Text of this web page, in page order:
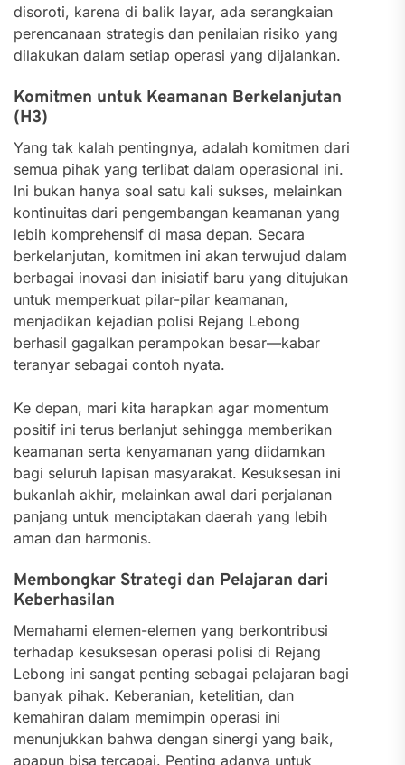
disoroti, karena di balik layar, ada serangkaian
perencanaan strategis dan penilaian risiko yang
dilakukan dalam setiap operasi yang dijalankan.
Komitmen untuk Keamanan Berkelanjutan
(H3)
Yang tak kalah pentingnya, adalah komitmen dari
semua pihak yang terlibat dalam operasional ini.
Ini bukan hanya soal satu kali sukses, melainkan
kontinuitas dari pengembangan keamanan yang
lebih komprehensif di masa depan. Secara
berkelanjutan, komitmen ini akan terwujud dalam
berbagai inovasi dan inisiatif baru yang ditujukan
untuk memperkuat pilar-pilar keamanan,
menjadikan kejadian polisi Rejang Lebong
berhasil gagalkan perampokan besar—kabar
teranyar sebagai contoh nyata.
Ke depan, mari kita harapkan agar momentum
positif ini terus berlanjut sehingga memberikan
keamanan serta kenyamanan yang diidamkan
bagi seluruh lapisan masyarakat. Kesuksesan ini
bukanlah akhir, melainkan awal dari perjalanan
panjang untuk menciptakan daerah yang lebih
aman dan harmonis.
Membongkar Strategi dan Pelajaran dari
Keberhasilan
Memahami elemen-elemen yang berkontribusi
terhadap kesuksesan operasi polisi di Rejang
Lebong ini sangat penting sebagai pelajaran bagi
banyak pihak. Keberanian, ketelitian, dan
kemahiran dalam memimpin operasi ini
menunjukkan bahwa dengan sinergi yang baik,
apapun bisa tercapai. Penting adanya untuk